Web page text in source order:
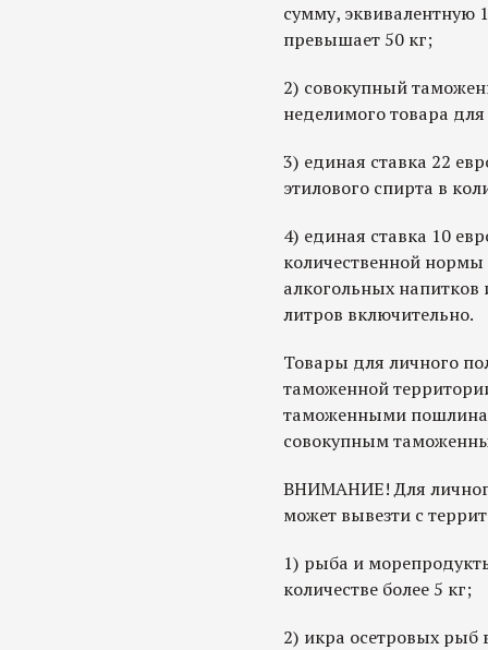
сумму, эквивалентную
превышает 50 кг;
2) совокупный
неделимого товара
3) единая ставка 22
этилового спирта в
4) единая ставка 10
количественной нормы
алкогольных напитков
литров включительно.
Товары для личного
таможенной
таможенными
совокупным
ВНИМАНИЕ! Для
может вывезти с
1) рыба и
количестве более 5 кг;
2) икра осетровых рыб